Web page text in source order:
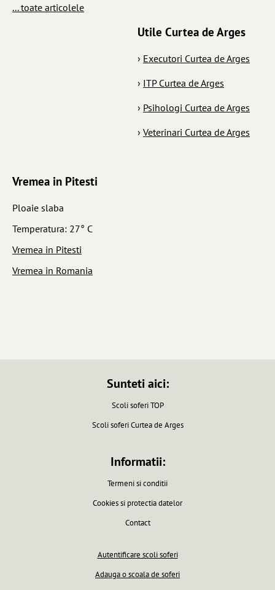
... toate articolele
Utile Curtea de Arges
› Executori Curtea de Arges
› ITP Curtea de Arges
› Psihologi Curtea de Arges
› Veterinari Curtea de Arges
Vremea in Pitesti
Ploaie slaba
Temperatura: 27° C
Vremea in Pitesti
Vremea in Romania
Sunteti aici:
Scoli soferi TOP
Scoli soferi Curtea de Arges
Informatii:
Termeni si conditii
Cookies si protectia datelor
Contact
Autentificare scoli soferi
Adauga o scoala de soferi